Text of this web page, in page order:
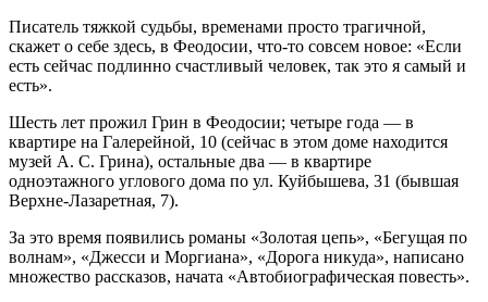
Писатель тяжкой судьбы, временами просто трагичной,
скажет о себе здесь, в Феодосии, что-то совсем новое: «Если
есть сейчас подлинно счастливый человек, так это я самый и
есть».
Шесть лет прожил Грин в Феодосии; четыре года — в
квартире на Галерейной, 10 (сейчас в этом доме находится
музей А. С. Грина), остальные два — в квартире
одноэтажного углового дома по ул. Куйбышева, 31 (бывшая
Верхне-Лазаретная, 7).
За это время появились романы «Золотая цепь», «Бегущая по
волнам», «Джесси и Моргиана», «Дорога никуда», написано
множество рассказов, начата «Автобиографическая повесть».